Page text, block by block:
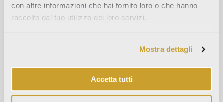
con altre informazioni che hai fornito loro o che hanno
raccolto dal tuo utilizzo dei loro servizi.
Mostra dettagli
Accetta tutti
Agosto 2021
Novembre 2019